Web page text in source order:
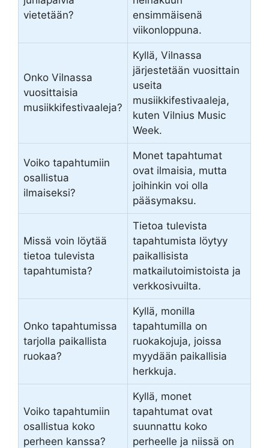
vietetään?
ensimmäisenä
viikonloppuna.
Onko Vilnassa
vuosittaisia
musiikkifestivaaleja?
Kyllä, Vilnassa
järjestetään vuosittain
useita
musiikkifestivaaleja,
kuten Vilnius Music
Week.
Voiko tapahtumiin
osallistua
ilmaiseksi?
Monet tapahtumat
ovat ilmaisia, mutta
joihinkin voi olla
pääsymaksu.
Missä voin löytää
tietoa tulevista
tapahtumista?
Tietoa tulevista
tapahtumista löytyy
paikallisista
matkailutoimistoista ja
verkkosivuilta.
Onko tapahtumissa
tarjolla paikallista
ruokaa?
Kyllä, monilla
tapahtumilla on
ruokakojuja, joissa
myydään paikallisia
herkkuja.
Voiko tapahtumiin
osallistua koko
perheen kanssa?
Kyllä, monet
tapahtumat ovat
suunnattu koko
perheelle ja niissä on